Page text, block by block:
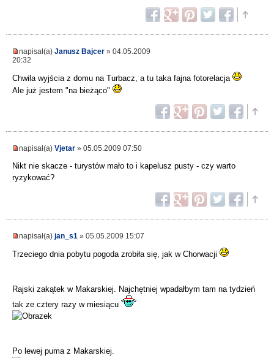
napisał(a) Janusz Bajcer » 04.05.2009
20:32
Chwila wyjścia z domu na Turbacz, a tu taka fajna fotorelacja
Ale już jestem "na bieżąco"
napisał(a) Vjetar » 05.05.2009 07:50
Nikt nie skacze - turystów mało to i kapelusz pusty - czy warto
ryzykować?
napisał(a) jan_s1 » 05.05.2009 15:07
Trzeciego dnia pobytu pogoda zrobiła się, jak w Chorwacji
Rajski zakątek w Makarskiej. Najchętniej wpadałbym tam na tydzień
tak ze cztery razy w miesiącu
Po lewej puma z Makarskiej.